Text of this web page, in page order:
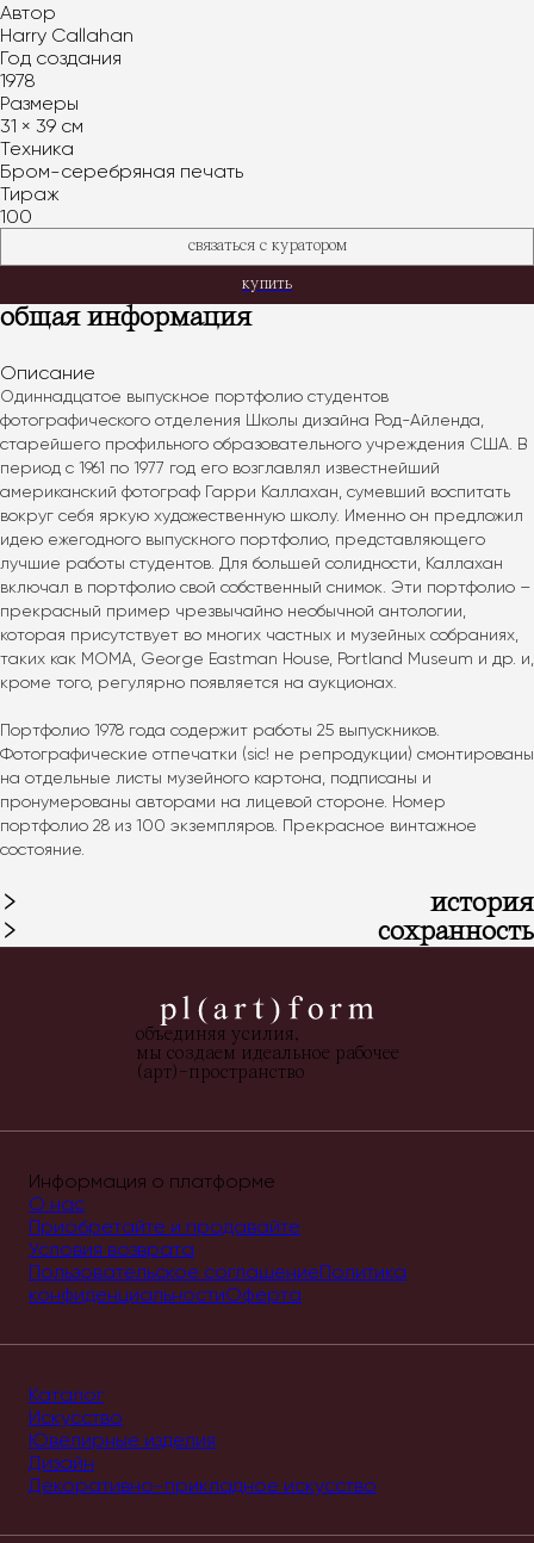
Автор
Harry Callahan
Год создания
1978
Размеры
31 × 39 см
Техника
Бром-серебряная печать
Тираж
100
связаться с куратором
купить
общая информация
Описание
Одиннадцатое выпускное портфолио студентов
фотографического отделения Школы дизайна Род-Айленда,
старейшего профильного образовательного учреждения США. В
период с 1961 по 1977 год его возглавлял известнейший
американский фотограф Гарри Каллахан, сумевший воспитать
вокруг себя яркую художественную школу. Именно он предложил
идею ежегодного выпускного портфолио, представляющего
лучшие работы студентов. Для большей солидности, Каллахан
включал в портфолио свой собственный снимок. Эти портфолио –
прекрасный пример чрезвычайно необычной антологии,
которая присутствует во многих частных и музейных собраниях,
таких как МОМА, George Eastman House, Portland Museum и др. и,
кроме того, регулярно появляется на аукционах.
Портфолио 1978 года содержит работы 25 выпускников.
Фотографические отпечатки (sic! не репродукции) смонтированы
на отдельные листы музейного картона, подписаны и
пронумерованы авторами на лицевой стороне. Номер
портфолио 28 из 100 экземпляров. Прекрасное винтажное
состояние.
история
сохранность
объединяя усилия,
мы создаем идеальное рабочее
(арт)-пространство
Информация о платформе
О нас
Приобретайте и продавайте
Условия возврата
Пользовательское соглашениеПолитика
конфиденциальностиОферта
Каталог
Искусство
Ювелирные изделия
Дизайн
Декоративно-прикладное искусство